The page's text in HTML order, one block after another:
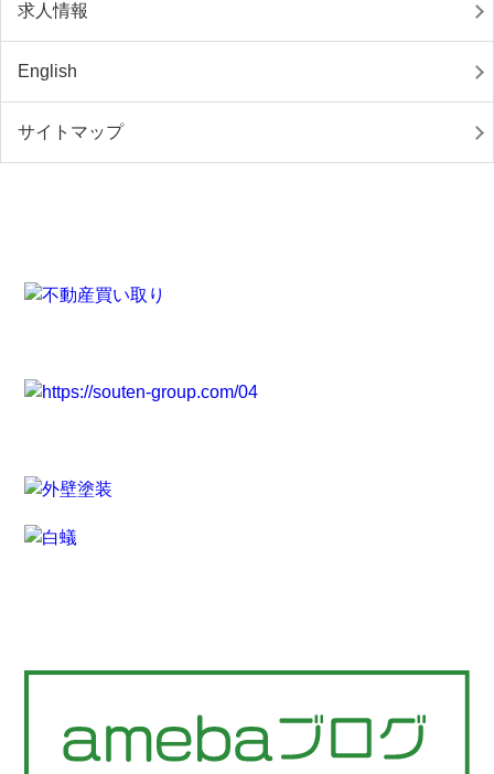
求人情報
English
サイトマップ